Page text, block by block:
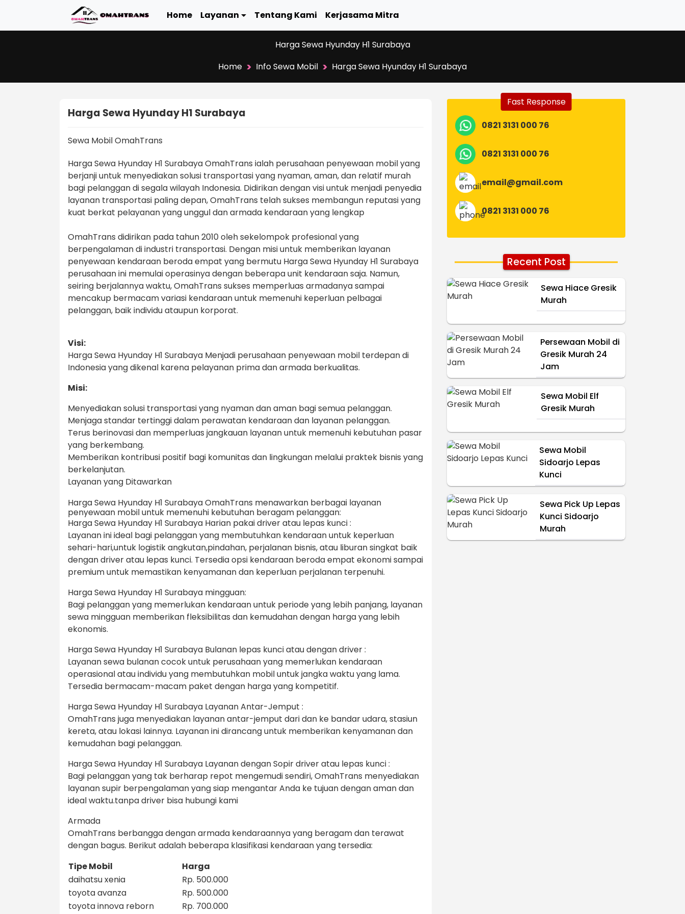
Home Layanan Tentang Kami Kerjasama Mitra
Harga Sewa Hyunday H1 Surabaya
Home > Info Sewa Mobil > Harga Sewa Hyunday H1 Surabaya
Harga Sewa Hyunday H1 Surabaya
Sewa Mobil OmahTrans
Harga Sewa Hyunday H1 Surabaya OmahTrans ialah perusahaan penyewaan mobil yang
berjanji untuk menyediakan solusi transportasi yang nyaman, aman, dan relatif murah
bagi pelanggan di segala wilayah Indonesia. Didirikan dengan visi untuk menjadi penyedia
layanan transportasi paling depan, OmahTrans telah sukses membangun reputasi yang
kuat berkat pelayanan yang unggul dan armada kendaraan yang lengkap
OmahTrans didirikan pada tahun 2010 oleh sekelompok profesional yang
berpengalaman di industri transportasi. Dengan misi untuk memberikan layanan
penyewaan kendaraan beroda empat yang bermutu Harga Sewa Hyunday H1 Surabaya
perusahaan ini memulai operasinya dengan beberapa unit kendaraan saja. Namun,
seiring berjalannya waktu, OmahTrans sukses memperluas armadanya sampai
mencakup bermacam variasi kendaraan untuk memenuhi keperluan pelbagai
pelanggan, baik individu ataupun korporat.
Visi:
Harga Sewa Hyunday H1 Surabaya Menjadi perusahaan penyewaan mobil terdepan di
Indonesia yang dikenal karena pelayanan prima dan armada berkualitas.
Misi:
Menyediakan solusi transportasi yang nyaman dan aman bagi semua pelanggan.
Menjaga standar tertinggi dalam perawatan kendaraan dan layanan pelanggan.
Terus berinovasi dan memperluas jangkauan layanan untuk memenuhi kebutuhan pasar
yang berkembang.
Memberikan kontribusi positif bagi komunitas dan lingkungan melalui praktek bisnis yang
berkelanjutan.
Layanan yang Ditawarkan
Harga Sewa Hyunday H1 Surabaya OmahTrans menawarkan berbagai layanan
penyewaan mobil untuk memenuhi kebutuhan beragam pelanggan:
Harga Sewa Hyunday H1 Surabaya Harian pakai driver atau lepas kunci :
Layanan ini ideal bagi pelanggan yang membutuhkan kendaraan untuk keperluan
sehari-hari,untuk logistik angkutan,pindahan, perjalanan bisnis, atau liburan singkat baik
dengan driver atau lepas kunci. Tersedia opsi kendaraan beroda empat ekonomi sampai
premium untuk memastikan kenyamanan dan keperluan perjalanan terpenuhi.
Harga Sewa Hyunday H1 Surabaya mingguan:
Bagi pelanggan yang memerlukan kendaraan untuk periode yang lebih panjang, layanan
sewa mingguan memberikan fleksibilitas dan kemudahan dengan harga yang lebih
ekonomis.
Harga Sewa Hyunday H1 Surabaya Bulanan lepas kunci atau dengan driver :
Layanan sewa bulanan cocok untuk perusahaan yang memerlukan kendaraan
operasional atau individu yang membutuhkan mobil untuk jangka waktu yang lama.
Tersedia bermacam-macam paket dengan harga yang kompetitif.
Harga Sewa Hyunday H1 Surabaya Layanan Antar-Jemput :
OmahTrans juga menyediakan layanan antar-jemput dari dan ke bandar udara, stasiun
kereta, atau lokasi lainnya. Layanan ini dirancang untuk memberikan kenyamanan dan
kemudahan bagi pelanggan.
Harga Sewa Hyunday H1 Surabaya Layanan dengan Sopir driver atau lepas kunci :
Bagi pelanggan yang tak berharap repot mengemudi sendiri, OmahTrans menyediakan
layanan supir berpengalaman yang siap mengantar Anda ke tujuan dengan aman dan
ideal waktu.tanpa driver bisa hubungi kami
Armada
OmahTrans berbangga dengan armada kendaraannya yang beragam dan terawat
dengan bagus. Berikut adalah beberapa klasifikasi kendaraan yang tersedia:
Tipe Mobil
Harga
daihatsu xenia
Rp. 500.000
toyota avanza
Rp. 500.000
toyota innova reborn
Rp. 700.000
Fast Response
0821 3131 000 76
0821 3131 000 76
email@gmail.com
0821 3131 000 76
Recent Post
Sewa Hiace Gresik
Murah
Persewaan Mobil di
Gresik Murah 24
Jam
Sewa Mobil Elf
Gresik Murah
Sewa Mobil
Sidoarjo Lepas
Kunci
Sewa Pick Up Lepas
Kunci Sidoarjo
Murah